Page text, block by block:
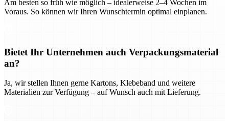
Am besten so früh wie möglich – idealerweise 2–4 Wochen im
Voraus. So können wir Ihren Wunschtermin optimal einplanen.
Bietet Ihr Unternehmen auch Verpackungsmaterial
an?
Ja, wir stellen Ihnen gerne Kartons, Klebeband und weitere
Materialien zur Verfügung – auf Wunsch auch mit Lieferung.